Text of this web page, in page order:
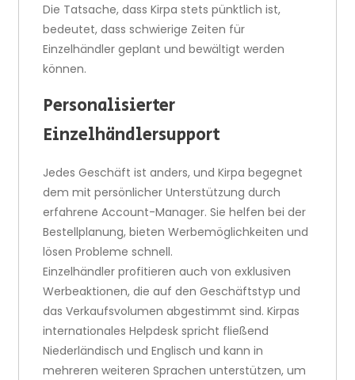
Die Tatsache, dass Kirpa stets pünktlich ist,
bedeutet, dass schwierige Zeiten für
Einzelhändler geplant und bewältigt werden
können.
Personalisierter
Einzelhändlersupport
Jedes Geschäft ist anders, und Kirpa begegnet
dem mit persönlicher Unterstützung durch
erfahrene Account-Manager. Sie helfen bei der
Bestellplanung, bieten Werbemöglichkeiten und
lösen Probleme schnell.
Einzelhändler profitieren auch von exklusiven
Werbeaktionen, die auf den Geschäftstyp und
das Verkaufsvolumen abgestimmt sind. Kirpas
internationales Helpdesk spricht fließend
Niederländisch und Englisch und kann in
mehreren weiteren Sprachen unterstützen, um